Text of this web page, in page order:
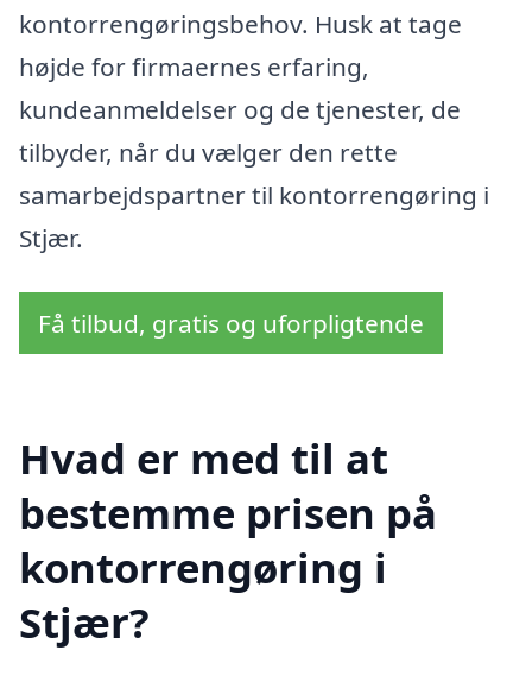
kontorrengøringsbehov. Husk at tage
højde for firmaernes erfaring,
kundeanmeldelser og de tjenester, de
tilbyder, når du vælger den rette
samarbejdspartner til kontorrengøring i
Stjær.
Få tilbud, gratis og uforpligtende
Hvad er med til at
bestemme prisen på
kontorrengøring i
Stjær?